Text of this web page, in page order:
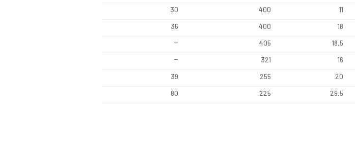
11
400
30
18
400
36
18.5
405
–
16
321
–
20
255
39
29.5
225
80